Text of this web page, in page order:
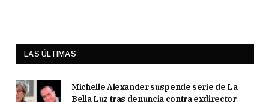
LAS ÚLTIMAS
Michelle Alexander suspende serie de La
Bella Luz tras denuncia contra exdirector